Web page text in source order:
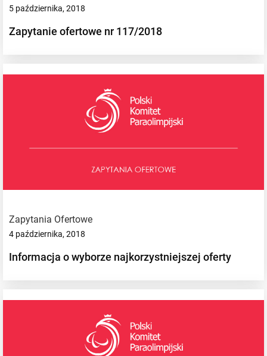
5 października, 2018
Zapytanie ofertowe nr 117/2018
Zapytania Ofertowe
4 października, 2018
Informacja o wyborze najkorzystniejszej oferty